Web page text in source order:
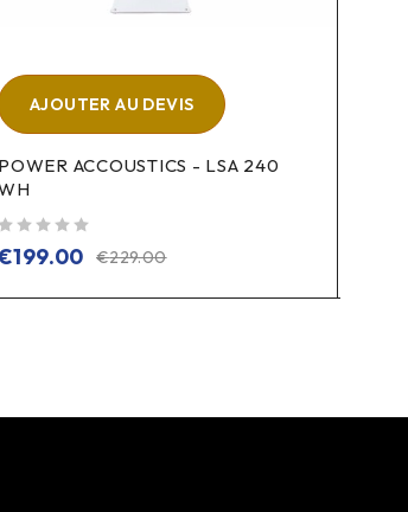
AJOUTER AU DEVIS
POWER ACCOUSTICS - LSA 240
€229.00
199.00